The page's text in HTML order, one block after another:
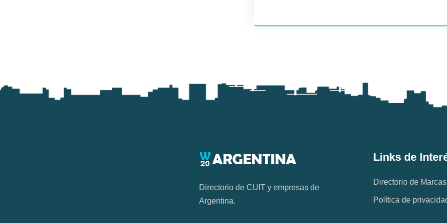
Directorio de CUIT y empresas de
Argentina.
Links de
Directorio de Marcas
Política de